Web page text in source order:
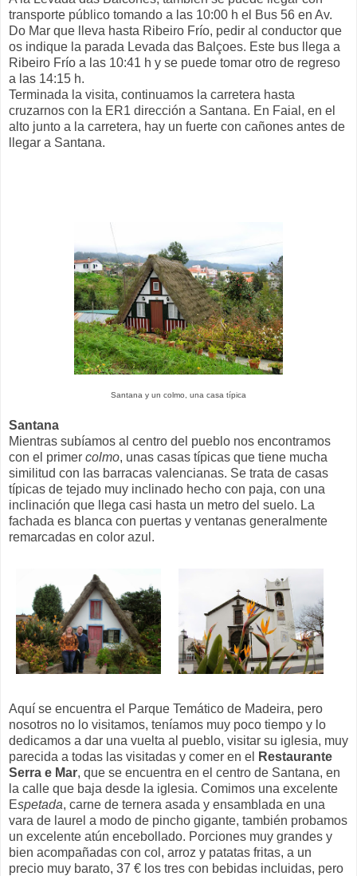
transporte público tomando a las 10:00 h el Bus 56 en Av.
Do Mar que lleva hasta Ribeiro Frío, pedir al conductor que
os indique la parada Levada das Balçoes. Este bus llega a
Ribeiro Frío a las 10:41 h y se puede tomar otro de regreso
a las 14:15 h.
Terminada la visita, continuamos la carretera hasta
cruzarnos con la ER1 dirección a Santana. En Faial, en el
alto junto a la carretera, hay un fuerte con cañones antes de
llegar a Santana.
Santana y un colmo, una casa típica
Santana
Mientras subíamos al centro del pueblo nos encontramos
con el primer colmo, unas casas típicas que tiene mucha
similitud con las barracas valencianas. Se trata de casas
típicas de tejado muy inclinado hecho con paja, con una
inclinación que llega casi hasta un metro del suelo. La
fachada es blanca con puertas y ventanas generalmente
remarcadas en color azul.
Aquí se encuentra el Parque Temático de Madeira, pero
nosotros no lo visitamos, teníamos muy poco tiempo y lo
dedicamos a dar una vuelta al pueblo, visitar su iglesia, muy
parecida a todas las visitadas y comer en el
Restaurante
Serra e Mar, que se encuentra en el centro de Santana, en
la calle que baja desde la iglesia. Comimos una excelente
Espetada, carne de ternera asada y ensamblada en una
vara de laurel a modo de pincho gigante, también probamos
un excelente atún encebollado. Porciones muy grandes y
bien acompañadas con col, arroz y patatas fritas, a un
precio muy barato, 37 € los tres con bebidas incluidas, pero